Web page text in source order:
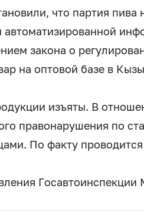
что партия пива
автоматизированной
закона о
на оптовой базе в
изъяты. В
правонарушения по
По факту